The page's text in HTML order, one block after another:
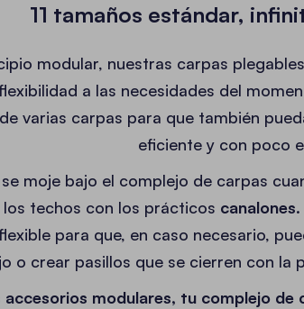
11 tamaños estándar,
modular, nuestras carpas
a las necesidades del
varias carpas para que también
eficiente y con poco
moje bajo el complejo de carpas
techos con los prácticos canalones
para que, en caso necesario,
o crear pasillos que se cierren con la
accesorios modulares, tu complejo